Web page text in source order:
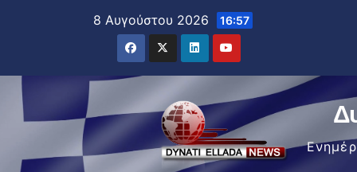
8 Αυγούστου 2026 16:57